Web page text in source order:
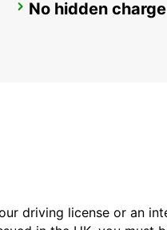
No hidden charge
driving license or an